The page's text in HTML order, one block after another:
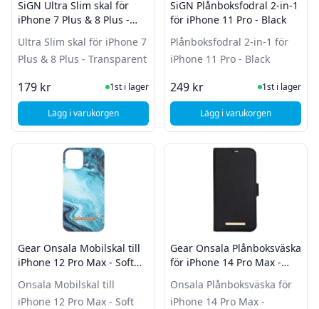
SiGN Ultra Slim skal för
iPhone 7 Plus & 8 Plus -
Ultra Slim skal för iPhone 7
Plus & 8 Plus - Transparent
179 kr I Lager
1st i lager
Lägg i varukorgen, SiGN Ultra Slim skal för iPhone 7 Plus & 8 Plus -
SiGN Plånboksfodral 2-in-1
för iPhone 11 Pro - Black
Plånboksfodral 2-in-1 för
iPhone 11 Pro - Black
249 kr I Lager
1st i lager
Lägg i varukorgen
, SiGN
Gear Onsala Mobilskal till
iPhone 12 Pro Max - Soft
Onsala Mobilskal till
iPhone 12 Pro Max - Soft
Gear Onsala Plånboksväska
för iPhone 14 Pro Max -
Midnight Black
Onsala Plånboksväska för
iPhone 14 Pro Max -